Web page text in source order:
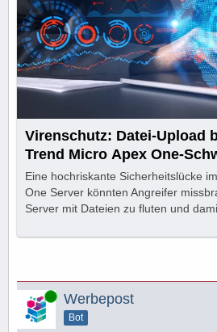
Virenschutz: Datei-Upload
Trend Micro Apex One-
Eine hochriskante Sicherheitslücke
One Server könnten Angreifer
Server mit Dateien zu fluten und
Online Werbepost
Bot